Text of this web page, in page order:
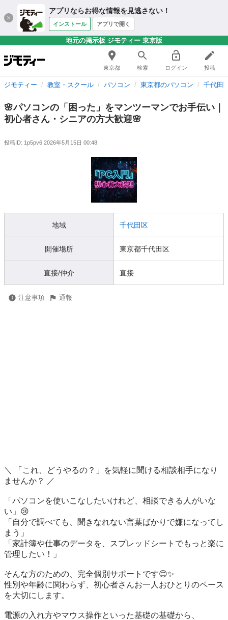
アプリならお得な情報を見逃さない！
インストール アプリで開く
地元の掲示板 ジモティー 東京版
東京都 検索 ログイン 投稿
ジモティー 教室・スクール パソコン 東京都のパソコン 千代田
🌸パソコンの「困った」をマンツーマンでお手伝い｜
初心者さん・シニアの方大歓迎🌸
投稿ID: 1p5pv6 2026年5月15日 00:48
地域 千代田区
開催場所 東京都千代田区
直接/仲介 直接
注意事項 通報
＼ 「これ、どうやるの？」を気軽に聞ける相談相手になり
ませんか？ ／
「パソコンを使いこなしたいけれど、相談できる人がいな
い」😢
「自分で調べても、聞きなれない言葉ばかりで嫌になってし
まう」
「家計簿や仕事のデータを、スプレッドシートでもっと楽に
管理したい！」
そんな方のための、完全個別サポートです😊✨
性別や年齢に関わらず、初心者さんお一人おひとりのペース
を大切にします。
電源の入れ方やマウス操作といった基礎の基礎から、